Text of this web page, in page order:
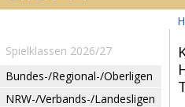
Spielklassen 2026/27
Bundes-/Regional-/Oberligen
NRW-/Verbands-/Landesligen